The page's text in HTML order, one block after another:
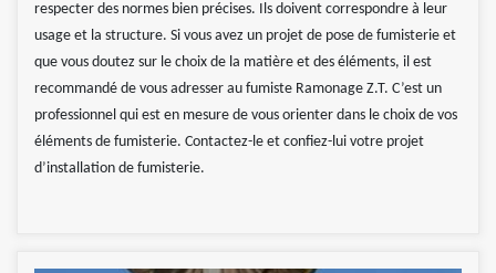
respecter des normes bien précises. Ils doivent correspondre à leur
usage et la structure. Si vous avez un projet de pose de fumisterie et
que vous doutez sur le choix de la matière et des éléments, il est
recommandé de vous adresser au fumiste Ramonage Z.T. C’est un
professionnel qui est en mesure de vous orienter dans le choix de vos
éléments de fumisterie. Contactez-le et confiez-lui votre projet
d’installation de fumisterie.